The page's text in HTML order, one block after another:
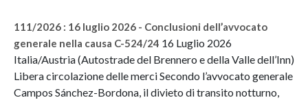
111/2026 : 16 luglio 2026 - Conclusioni dell’avvocato
generale nella causa C-524/24 16 Luglio 2026
Italia/Austria (Autostrade del Brennero e della Valle dell’Inn)
Libera circolazione delle merci Secondo l’avvocato generale
Campos Sánchez-Bordona, il divieto di transito notturno,